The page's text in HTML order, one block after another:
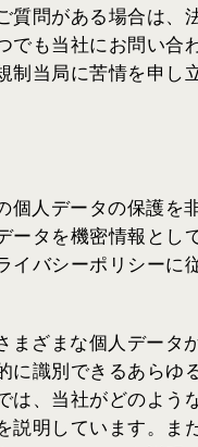
質問がある場合は、
でも当社にお問い合
制当局に苦情を申し
個人データの保護を
タを機密情報とし
イバシーポリシーに
まざまな個人データ
に識別できるあらゆ
は、当社がどのよう
説明しています。ま